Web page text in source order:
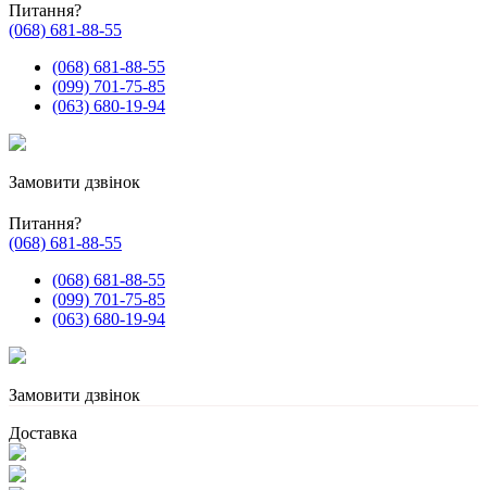
Питання?
(068) 681-88-55
(068) 681-88-55
(099) 701-75-85
(063) 680-19-94
Замовити дзвінок
Питання?
(068) 681-88-55
(068) 681-88-55
(099) 701-75-85
(063) 680-19-94
Замовити дзвінок
Доставка